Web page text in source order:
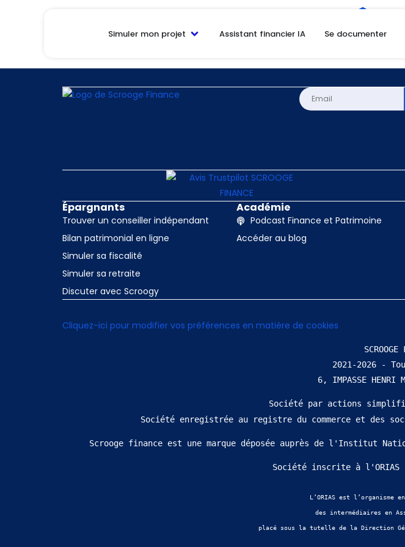
Simuler mon projet Assistant financier IA Se documenter
La page ne peut pas
Épargnants
Trouver un conseiller indépendant
Bilan patrimonial en ligne
Simuler sa fiscalité
Simuler sa retraite
Discuter avec Scroogy
Académie
Podcast Finance et Patrimoine
Accéder au blog
Cliquez-ici pour modifier vos préférences en matière de cookies
2021-2026 -
Société par actions
Société enregistrée au registre du commerce et des
Scrooge finance est une marque déposée auprès de l'Institut
Société inscrite à l'ORIAS
L’ORIAS est
des intermédiaires en
placé sous la tutelle de la Direction